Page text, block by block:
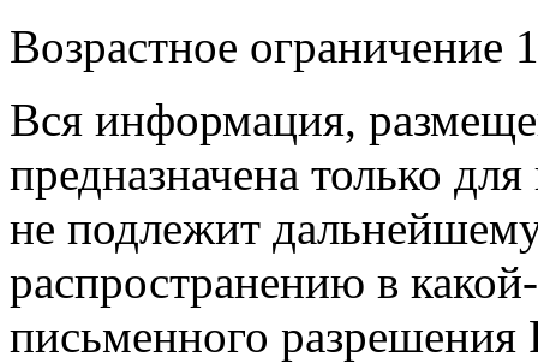
Возрастное ограничение
Вся информация,
предназначена только
не подлежит
распространению в
письменного разрешения